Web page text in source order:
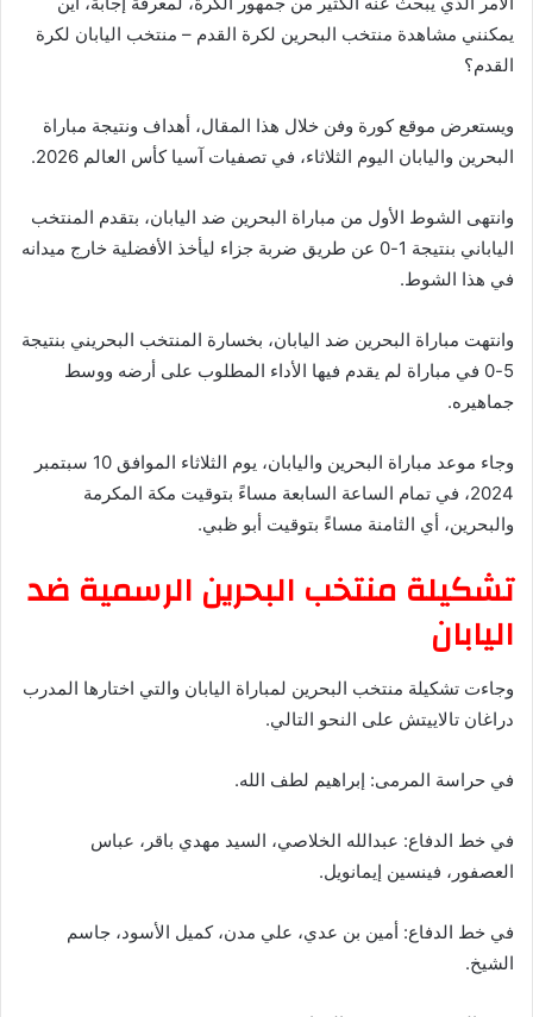
يمكنني مشاهدة ‎منتخب البحرين لكرة القدم – منتخب اليابان لكرة
القدم؟
ويستعرض موقع كورة وفن خلال هذا المقال، أهداف ونتيجة مباراة
البحرين واليابان اليوم الثلاثاء، في تصفيات آسيا كأس العالم 2026.
وانتهى الشوط الأول من مباراة البحرين ضد اليابان، بتقدم المنتخب
الياباني بنتيجة 1-0 عن طريق ضربة جزاء ليأخذ الأفضلية خارج ميدانه
في هذا الشوط.
وانتهت مباراة البحرين ضد اليابان، بخسارة المنتخب البحريني بنتيجة
5-0 في مباراة لم يقدم فيها الأداء المطلوب على أرضه ووسط
جماهيره.
وجاء موعد مباراة البحرين واليابان، يوم الثلاثاء الموافق 10 سبتمبر
2024، في تمام الساعة السابعة مساءً بتوقيت مكة المكرمة
والبحرين، أي الثامنة مساءً بتوقيت أبو ظبي.
تشكيلة منتخب البحرين الرسمية ضد
اليابان
وجاءت تشكيلة منتخب البحرين لمباراة اليابان والتي اختارها المدرب
دراغان تالاييتش على النحو التالي.
في حراسة المرمى: إبراهيم لطف الله.
في خط الدفاع: عبدالله الخلاصي، السيد مهدي باقر، عباس
العصفور، فينسين إيمانويل.
في خط الدفاع: أمين بن عدي، علي مدن، كميل الأسود، جاسم
الشيخ.